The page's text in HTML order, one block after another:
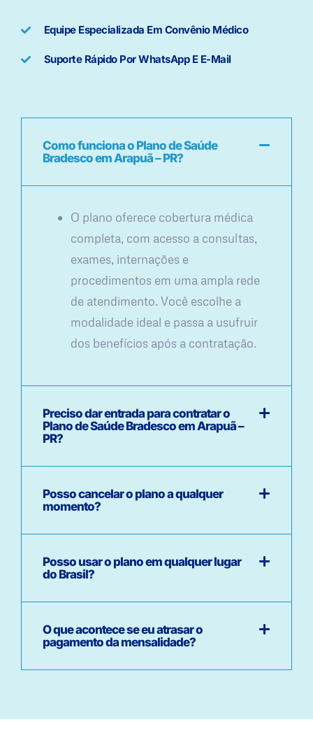
Equipe Especializada Em Convênio Médico
Suporte Rápido Por WhatsApp E E-Mail
Como funciona o Plano de Saúde
Bradesco em Arapuã – PR?
O plano oferece cobertura médica
completa, com acesso a consultas,
exames, internações e
procedimentos em uma ampla rede
de atendimento. Você escolhe a
modalidade ideal e passa a usufruir
dos benefícios após a contratação.
Preciso dar entrada para contratar o
Plano de Saúde Bradesco em Arapuã –
PR?
Posso cancelar o plano a qualquer
momento?
Posso usar o plano em qualquer lugar
do Brasil?
O que acontece se eu atrasar o
pagamento da mensalidade?